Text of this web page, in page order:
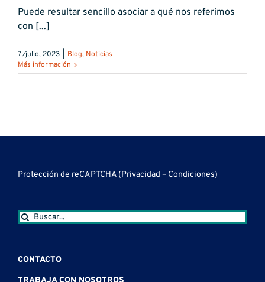
Puede resultar sencillo asociar a qué nos referimos
con [...]
7 ⁄julio, 2023 Blog, Noticias
Más información
Protección de reCAPTCHA (Privacidad – Condiciones)
Buscar:
CONTACTO